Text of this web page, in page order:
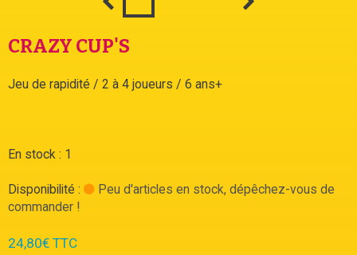
CRAZY CUP'S
Jeu de rapidité / 2 à 4 joueurs / 6 ans+
En stock : 1
Disponibilité :
Peu d'articles en stock, dépêchez-vous de
commander !
24,80€ TTC